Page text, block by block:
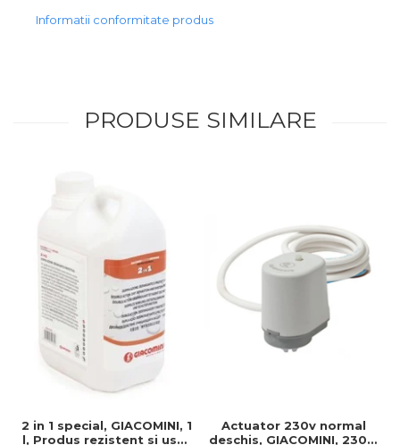
Informatii conformitate produs
PRODUSE SIMILARE
2 in 1 special, GIACOMINI, 1
l, Produs rezistent si usor
Actuator 230v normal
deschis, GIACOMINI, 230v,